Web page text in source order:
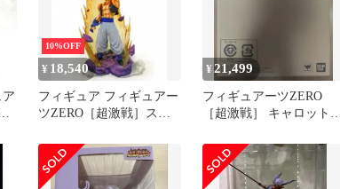
商店限定
ア
10%OFF
¥ 18,540
フィギュア フィギュアー
ツZERO［超激戦］スー
活のフュージョン- 「ド
ラゴンボールZ 復活のフ
ュージョン!!悟空とベジ
¥21,499
フィギュアーツZERO
［超激戦］ キャロット -